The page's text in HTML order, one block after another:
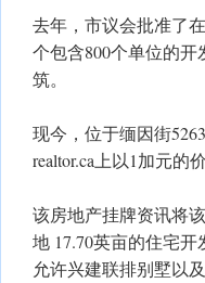
去年，市议会批准了
个包含800个单位的
筑。
现今，位于缅因街
realtor.ca上以1加元的
该房地产挂牌资讯将
地 17.70英亩的住宅开
允许兴建联排别墅以